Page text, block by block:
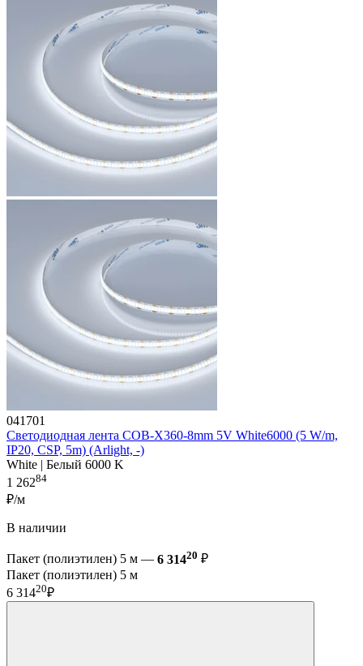
041701
Светодиодная лента COB-X360-8mm 5V White6000 (5 W/m,
IP20, CSP, 5m) (Arlight, -)
White | Белый 6000 K
1 26284
₽/м
В наличии
Пакет (полиэтилен) 5 м — 6 31420 ₽
Пакет (полиэтилен) 5 м
6 31420₽